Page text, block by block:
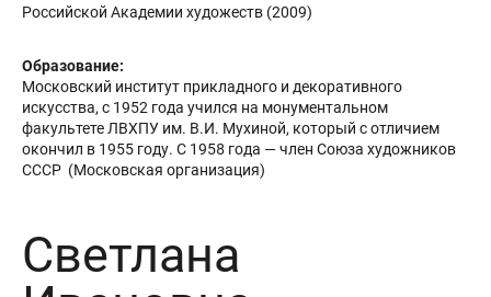
Российской Академии художеств (2009)
Образование:
Московский институт прикладного и декоративного
искусства, с 1952 года учился на монументальном
факультете ЛВХПУ им. В.И. Мухиной, который с отличием
окончил в 1955 году. С 1958 года — член Союза художников
СССР (Московская организация)
Светлана